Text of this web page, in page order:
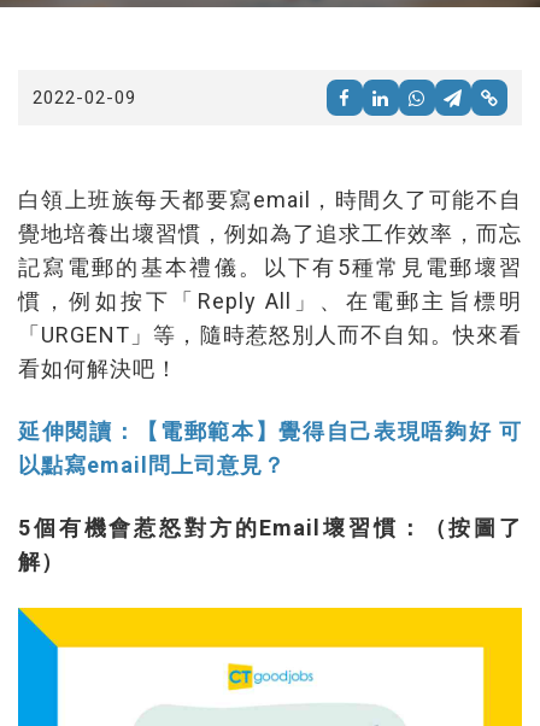
2022-02-09
白領上班族每天都要寫email，時間久了可能不自
覺地培養出壞習慣，例如為了追求工作效率，而忘
記寫電郵的基本禮儀。以下有5種常見電郵壞習
慣，例如按下「Reply All」、在電郵主旨標明
「URGENT」等，隨時惹怒別人而不自知。快來看
看如何解決吧！
延伸閱讀：【電郵範本】覺得自己表現唔夠好 可
以點寫email問上司意見？
5個有機會惹怒對方的Email壞習慣：（按圖了
解）